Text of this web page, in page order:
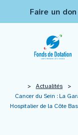
Faire un don
Qui sommes-
> Actualités
>
Cancer du Sein : La
Hospitalier de la Côte